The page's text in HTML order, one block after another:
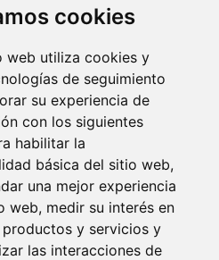
cookies
web utiliza cookies y
de seguimiento
su experiencia de
con los siguientes
habilitar la
básica del sitio web,
una mejor experiencia
web, medir su interés en
productos y servicios y
las interacciones de
13:00 - 15:00
Redes Sociales